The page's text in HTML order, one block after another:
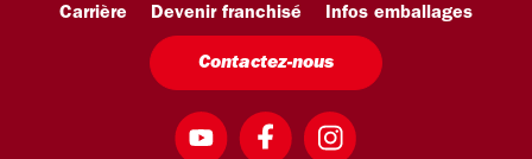
Carrière
Devenir franchisé Infos emballages
Contactez-nous